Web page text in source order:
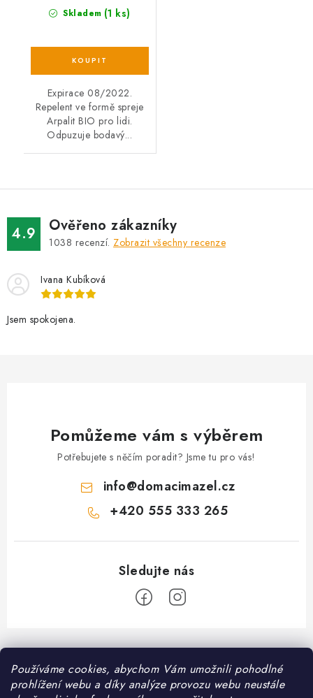
Používáme cookies, abychom Vám umožnili pohodlné
prohlížení webu a díky analýze provozu webu neustále
Skladem (1 ks)
Expirace 08/2022.
Repelent ve formě spreje
Arpalit BIO pro lidi.
Odpuzuje bodavý...
4.9 Ověřeno zákazníky
1038 recenzí. Zobrazit všechny recenze
Ivana Kubíková
Jsem spokojena.
Pomůžeme vám s výběrem
Potřebujete s něčím poradit? Jsme tu pro vás!
info@domacimazel.cz
+420 555 333 265
Z
á
Informace pro vás